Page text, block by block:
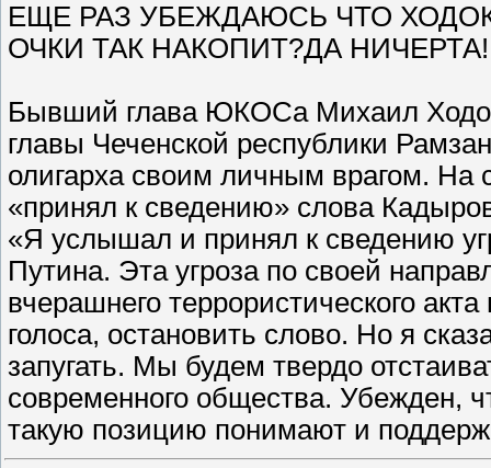
ЕЩЕ РАЗ УБЕЖДАЮСЬ ЧТО
ОЧКИ ТАК НАКОПИТ?ДА НИЧЕРТА!
Бывший глава ЮКОСа Михаил
главы Чеченской республики
олигарха своим личным врагом. На
«принял к сведению» слова
«Я услышал и принял к сведению
Путина. Эта угроза по своей
вчерашнего террористического
голоса, остановить слово. Но я
запугать. Мы будем твердо
современного общества. Убежден,
такую позицию понимают и